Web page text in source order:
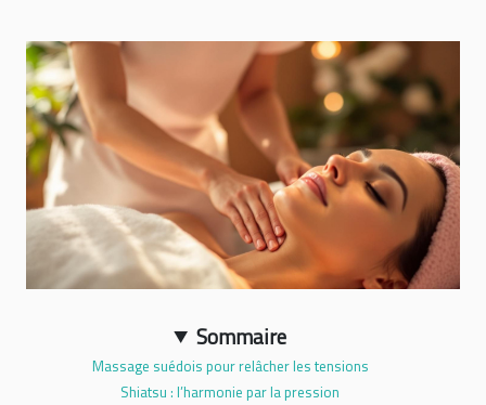
Sommaire
Massage suédois pour relâcher les tensions
Shiatsu : l’harmonie par la pression